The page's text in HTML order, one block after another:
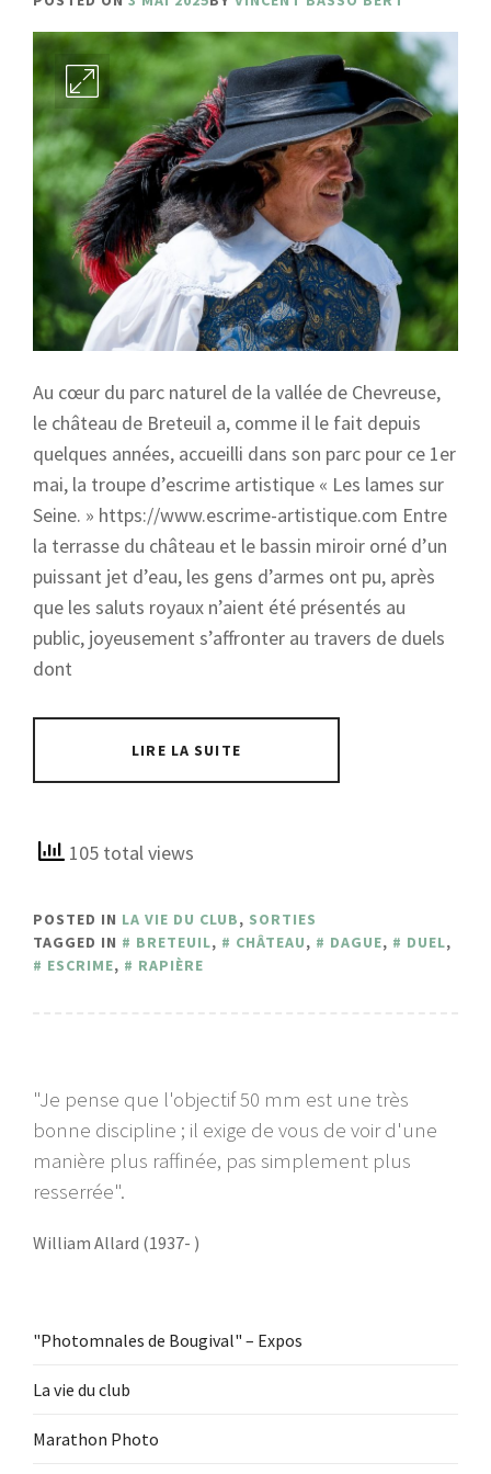
Au cœur du parc naturel de la vallée de Chevreuse,
le château de Breteuil a, comme il le fait depuis
quelques années, accueilli dans son parc pour ce 1er
mai, la troupe d’escrime artistique « Les lames sur
Seine. » https://www.escrime-artistique.com Entre
la terrasse du château et le bassin miroir orné d’un
puissant jet d’eau, les gens d’armes ont pu, après
que les saluts royaux n’aient été présentés au
public, joyeusement s’affronter au travers de duels
dont
LIRE LA SUITE
105 total views
POSTED IN LA VIE DU CLUB, SORTIES
TAGGED IN
BRETEUIL, CHÂTEAU, DAGUE, DUEL,
ESCRIME, RAPIÈRE
"Je pense que l'objectif 50 mm est une très
bonne discipline ; il exige de vous de voir d'une
manière plus raffinée, pas simplement plus
resserrée".
William Allard (1937- )
"Photomnales de Bougival" – Expos
La vie du club
Marathon Photo